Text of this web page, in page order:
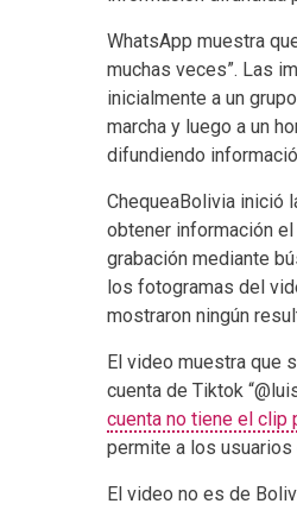
WhatsApp muestra
muchas veces”. Las
inicialmente a un
marcha y luego a un
difundiendo
ChequeaBolivia inició
obtener información
grabación mediante
los fotogramas del
mostraron ningún
El video muestra que
cuenta de Tiktok
cuenta no tiene el clip
permite a los usuarios
El video no es de